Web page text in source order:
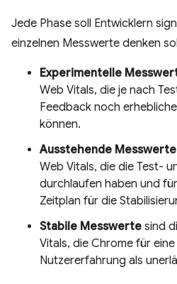
Jede Phase soll Entwicklern
einzelnen Messwerte denken
Experimentelle
Web Vitals, die je nach
Feedback noch
können.
Ausstehende Messwerte
Web Vitals, die die Test-
durchlaufen haben und
Zeitplan für die
Stabile Messwerte sind
Vitals, die Chrome für
Nutzererfahrung als